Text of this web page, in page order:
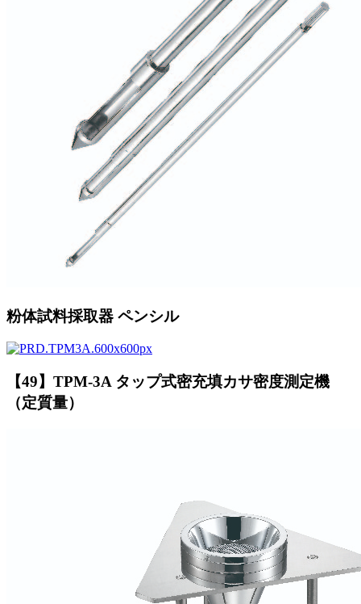
粉体試料採取器 ペンシル
【49】TPM-3A タップ式密充填カサ密度測定機
（定質量）